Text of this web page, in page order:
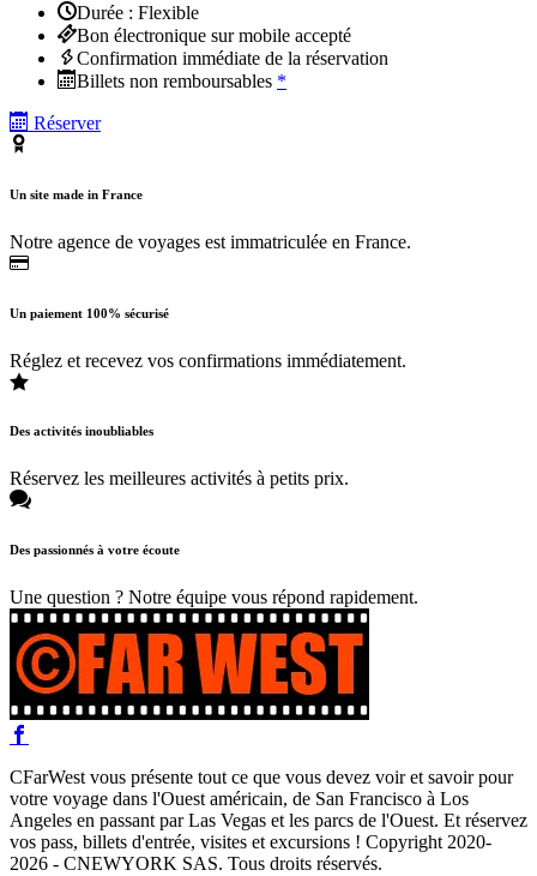
Durée : Flexible
Bon électronique sur mobile accepté
Confirmation immédiate de la réservation
Billets non remboursables *
Réserver
Un site made in France
Notre agence de voyages est immatriculée en France.
Un paiement 100% sécurisé
Réglez et recevez vos confirmations immédiatement.
Des activités inoubliables
Réservez les meilleures activités à petits prix.
Des passionnés à votre écoute
Une question ? Notre équipe vous répond rapidement.
CFarWest vous présente tout ce que vous devez voir et savoir pour
votre voyage dans l'Ouest américain, de San Francisco à Los
Angeles en passant par Las Vegas et les parcs de l'Ouest. Et réservez
vos pass, billets d'entrée, visites et excursions ! Copyright 2020-
2026 - CNEWYORK SAS. Tous droits réservés.